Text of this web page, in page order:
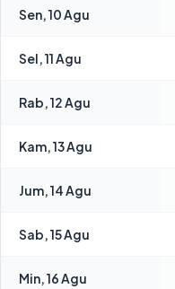
Sen, 10 Agu
Sel, 11 Agu
Rab, 12 Agu
Kam, 13 Agu
Jum, 14 Agu
Sab, 15 Agu
Min, 16 Agu